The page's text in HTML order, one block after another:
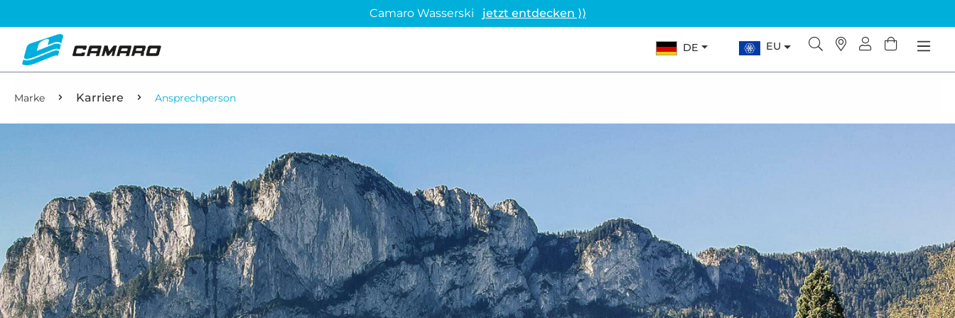
Camaro Wasserski jetzt entdecken ⟩⟩
DE EU
Marke Karriere Ansprechperson